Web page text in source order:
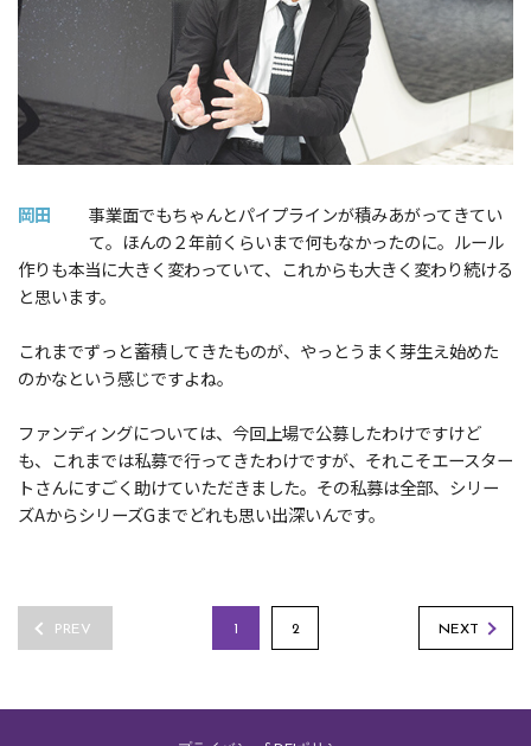
岡田
事業面でもちゃんとパイプラインが積みあがってきてい
て。ほんの２年前くらいまで何もなかったのに。ルール
作りも本当に大きく変わっていて、これからも大きく変わり続ける
と思います。
これまでずっと蓄積してきたものが、やっとうまく芽生え始めた
のかなという感じですよね。
ファンディングについては、今回上場で公募したわけですけど
も、これまでは私募で行ってきたわけですが、それこそエースター
トさんにすごく助けていただきました。その私募は全部、シリー
ズAからシリーズGまでどれも思い出深いんです。
PREV 1 2 NEXT